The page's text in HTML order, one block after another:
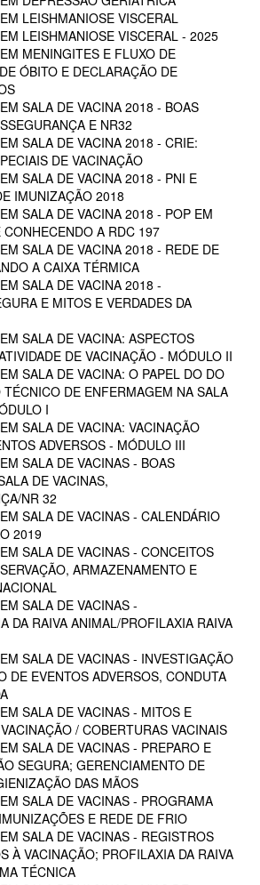
LEISHMANIOSE VISCERAL
LEISHMANIOSE VISCERAL - 2025
MENINGITES E FLUXO DE
ÓBITO E DECLARAÇÃO DE
SALA DE VACINA 2018 - BOAS
E NR32
SALA DE VACINA 2018 - CRIE:
DE VACINAÇÃO
SALA DE VACINA 2018 - PNI E
IMUNIZAÇÃO 2018
SALA DE VACINA 2018 - POP EM
A RDC 197
SALA DE VACINA 2018 - REDE DE
A CAIXA TÉRMICA
SALA DE VACINA 2018 -
E MITOS E VERDADES DA
SALA DE VACINA: ASPECTOS
DE VACINAÇÃO - MÓDULO II
SALA DE VACINA: O PAPEL DO DO
DE ENFERMAGEM NA SALA
I
SALA DE VACINA: VACINAÇÃO
ADVERSOS - MÓDULO III
SALA DE VACINAS - BOAS
DE VACINAS,
NR 32
SALA DE VACINAS - CALENDÁRIO
2019
SALA DE VACINAS - CONCEITOS
ARMAZENAMENTO E
SALA DE VACINAS -
DA RAIVA ANIMAL/PROFILAXIA RAIVA
SALA DE VACINAS - INVESTIGAÇÃO
DE EVENTOS ADVERSOS, CONDUTA
SALA DE VACINAS - MITOS E
/ COBERTURAS VACINAIS
SALA DE VACINAS - PREPARO E
SEGURA; GERENCIAMENTO DE
DAS MÃOS
SALA DE VACINAS - PROGRAMA
E REDE DE FRIO
SALA DE VACINAS - REGISTROS
À VACINAÇÃO; PROFILAXIA DA RAIVA
TÉCNICA